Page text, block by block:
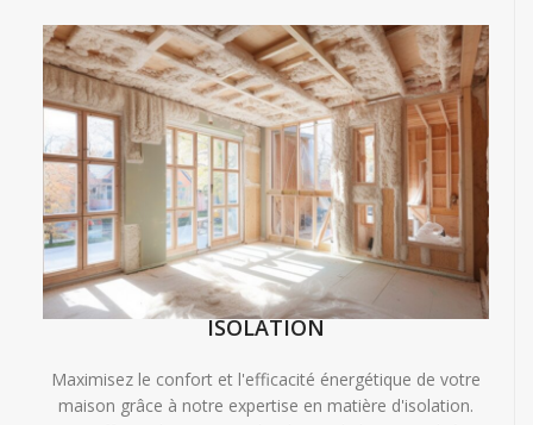
ISOLATION
Maximisez le confort et l'efficacité énergétique de votre
maison grâce à notre expertise en matière d'isolation.